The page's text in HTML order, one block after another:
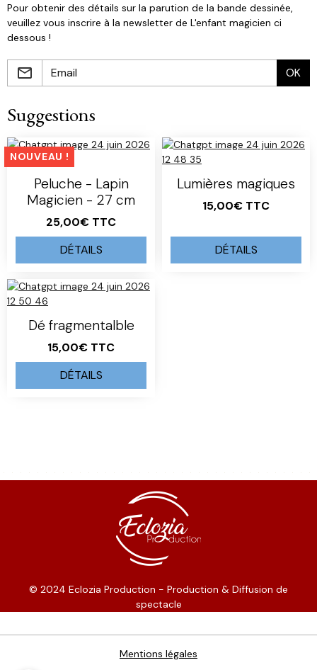
Pour obtenir des détails sur la parution de la bande dessinée,
veuillez vous inscrire à la newsletter de L'enfant magicien ci
dessous !
OK
Suggestions
NOUVEAU !
Peluche - Lapin
Magicien - 27 cm
25,00€ TTC
DÉTAILS
Lumières magiques
15,00€ TTC
DÉTAILS
Dé fragmentalble
15,00€ TTC
DÉTAILS
© 2024 Eclozia Production - Production & Diffusion de
spectacle
Mentions légales